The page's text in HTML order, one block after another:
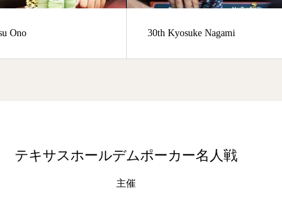
Nagami 79th Yuichi Sumida
テキサスホールデムポーカー名人戦
主催